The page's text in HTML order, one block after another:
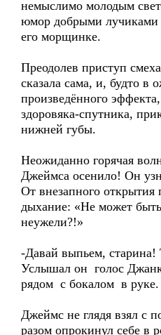
немыслимо молодым
юмор добрыми лучиками
его морщинке.
Преодолев приступ
сказала сама, и, будто в
произведённого
здоровяка-спутника,
нижней губы.
Неожиданно горячая
Джеймса осенило! Он
От внезапного открытия
дыхание: «Не может
неужели?!»
-Давай выпьем, старина!
Услышал он голос
рядом с бокалом в руке.
Джеймс не глядя взял с
разом опрокинул себе в